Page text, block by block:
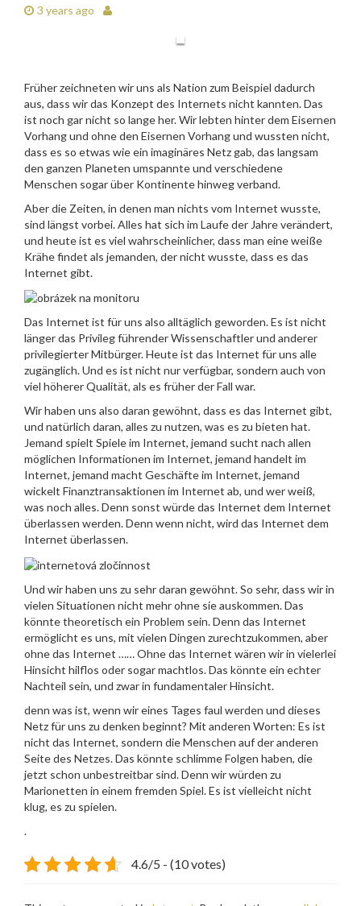
3 years ago
Früher zeichneten wir uns als Nation zum Beispiel dadurch
aus, dass wir das Konzept des Internets nicht kannten. Das
ist noch gar nicht so lange her. Wir lebten hinter dem Eisernen
Vorhang und ohne den Eisernen Vorhang und wussten nicht,
dass es so etwas wie ein imaginäres Netz gab, das langsam
den ganzen Planeten umspannte und verschiedene
Menschen sogar über Kontinente hinweg verband.
Aber die Zeiten, in denen man nichts vom Internet wusste,
sind längst vorbei. Alles hat sich im Laufe der Jahre verändert,
und heute ist es viel wahrscheinlicher, dass man eine weiße
Krähe findet als jemanden, der nicht wusste, dass es das
Internet gibt.
Das Internet ist für uns also alltäglich geworden. Es ist nicht
länger das Privileg führender Wissenschaftler und anderer
privilegierter Mitbürger. Heute ist das Internet für uns alle
zugänglich. Und es ist nicht nur verfügbar, sondern auch von
viel höherer Qualität, als es früher der Fall war.
Wir haben uns also daran gewöhnt, dass es das Internet gibt,
und natürlich daran, alles zu nutzen, was es zu bieten hat.
Jemand spielt Spiele im Internet, jemand sucht nach allen
möglichen Informationen im Internet, jemand handelt im
Internet, jemand macht Geschäfte im Internet, jemand
wickelt Finanztransaktionen im Internet ab, und wer weiß,
was noch alles. Denn sonst würde das Internet dem Internet
überlassen werden. Denn wenn nicht, wird das Internet dem
Internet überlassen.
Und wir haben uns zu sehr daran gewöhnt. So sehr, dass wir in
vielen Situationen nicht mehr ohne sie auskommen. Das
könnte theoretisch ein Problem sein. Denn das Internet
ermöglicht es uns, mit vielen Dingen zurechtzukommen, aber
ohne das Internet …… Ohne das Internet wären wir in vielerlei
Hinsicht hilflos oder sogar machtlos. Das könnte ein echter
Nachteil sein, und zwar in fundamentaler Hinsicht.
denn was ist, wenn wir eines Tages faul werden und dieses
Netz für uns zu denken beginnt? Mit anderen Worten: Es ist
nicht das Internet, sondern die Menschen auf der anderen
Seite des Netzes. Das könnte schlimme Folgen haben, die
jetzt schon unbestreitbar sind. Denn wir würden zu
Marionetten in einem fremden Spiel. Es ist vielleicht nicht
klug, es zu spielen.
.
4.6/5 - (10 votes)